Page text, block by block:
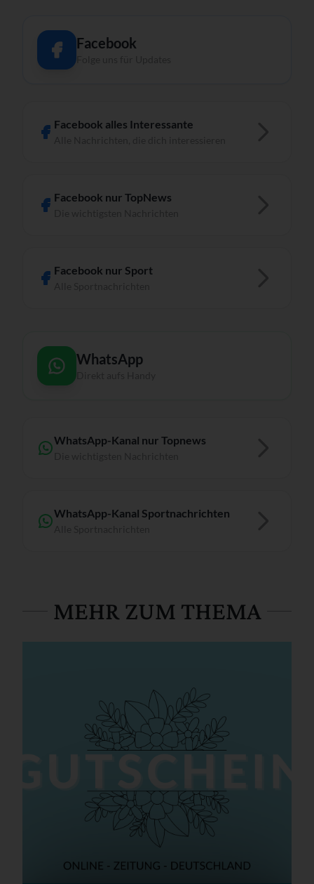
Facebook
Facebook alles Interessante
Facebook nur TopNews
Facebook nur Sport
WhatsApp
WhatsApp-Kanal nur Topnews
WhatsApp-Kanal Sportnachrichten
MEHR ZUM THEMA